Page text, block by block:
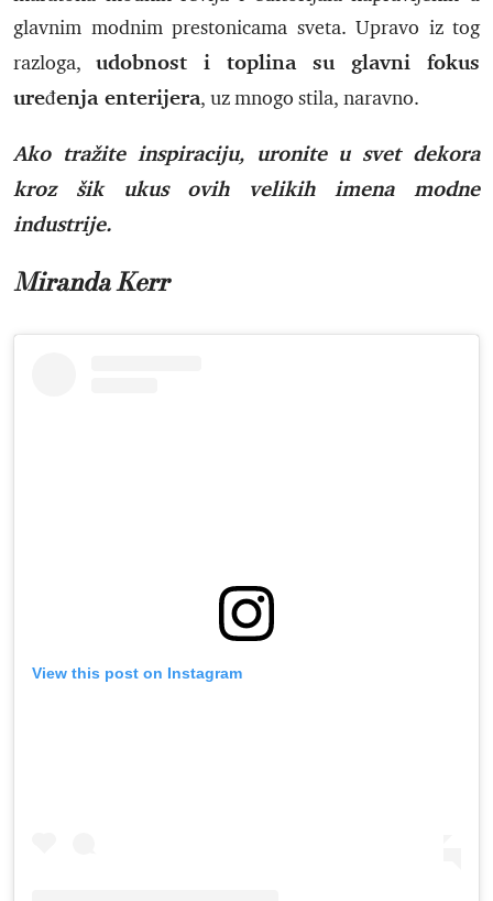
glavnim modnim prestonicama sveta. Upravo iz tog
razloga, udobnost i toplina su glavni fokus
uređenja enterijera, uz mnogo stila, naravno.
Ako tražite inspiraciju, uronite u svet dekora
kroz šik ukus ovih velikih imena modne
industrije.
Miranda Kerr
View this post on Instagram